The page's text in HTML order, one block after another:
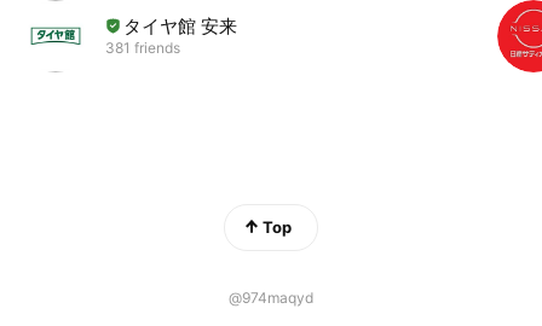
タイヤ館 安来
381 friends
Top
@974maqyd